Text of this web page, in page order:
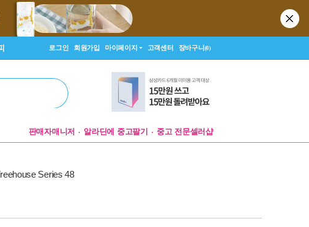
로그인 회원가입 마이페이지 고객센터 장바구니(0)
판매자매니저 알라딘에 중고팔기 중고 전문셀러샵
Series 48